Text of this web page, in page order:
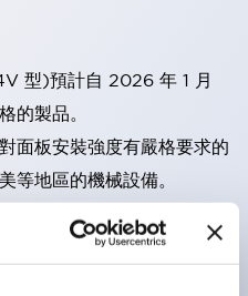
型)預計自 2026 年 1 月
的製品。
面板安裝強度有嚴格要求的
等地區的機械設備。
塊具備手指保護結構、螺
保護等級 。